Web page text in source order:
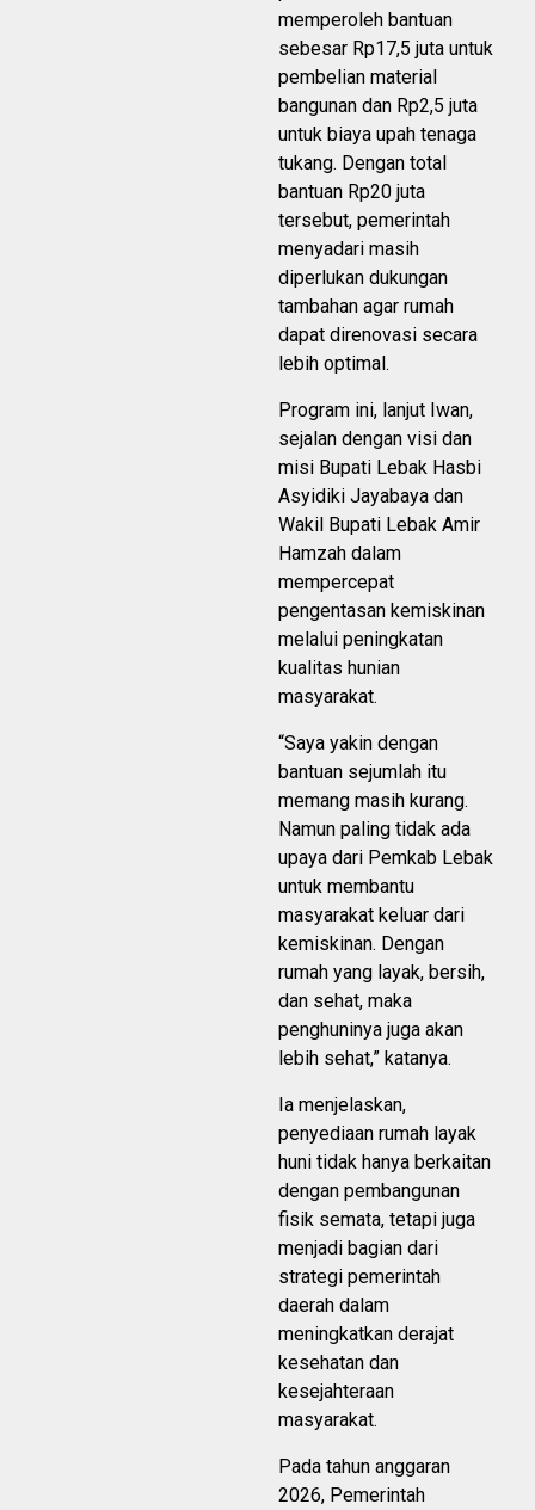
memperoleh bantuan
sebesar Rp17,5 juta untuk
pembelian material
bangunan dan Rp2,5 juta
untuk biaya upah tenaga
tukang. Dengan total
bantuan Rp20 juta
tersebut, pemerintah
menyadari masih
diperlukan dukungan
tambahan agar rumah
dapat direnovasi secara
lebih optimal.
Program ini, lanjut Iwan,
sejalan dengan visi dan
misi Bupati Lebak Hasbi
Asyidiki Jayabaya dan
Wakil Bupati Lebak Amir
Hamzah dalam
mempercepat
pengentasan kemiskinan
melalui peningkatan
kualitas hunian
masyarakat.
“Saya yakin dengan
bantuan sejumlah itu
memang masih kurang.
Namun paling tidak ada
upaya dari Pemkab Lebak
untuk membantu
masyarakat keluar dari
kemiskinan. Dengan
rumah yang layak, bersih,
dan sehat, maka
penghuninya juga akan
lebih sehat,” katanya.
Ia menjelaskan,
penyediaan rumah layak
huni tidak hanya berkaitan
dengan pembangunan
fisik semata, tetapi juga
menjadi bagian dari
strategi pemerintah
daerah dalam
meningkatkan derajat
kesehatan dan
kesejahteraan
masyarakat.
Pada tahun anggaran
2026, Pemerintah